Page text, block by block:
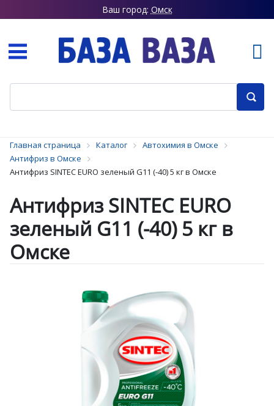
Ваш город: Омск
Главная страница Каталог
Автохимия в Омске
Антифриз в Омске
Антифриз SINTEC EURO зеленый G11 (-40) 5 кг в Омске
Антифриз SINTEC EURO
зеленый G11 (-40) 5 кг в
Омске